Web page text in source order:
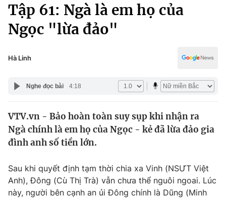
Chính trị
Xã hội
Pháp luật
Y tế
Thế giới
Tin tức
Câu chuyện quốc tế
Kinh tế
Tài chính
Thị trường
Dữ liệu và đời sống
Truyền hình
Văn hóa - Giải trí
Tập 61: Ngà là em họ của
Ngọc "lừa đảo"
Hà Linh
Nghe đọc bài 4:18
VTV.vn - Bảo hoàn toàn suy sụp khi nhận ra
Ngà chính là em họ của Ngọc - kẻ đã lừa đảo gia
đình anh số tiền lớn.
Sau khi quyết định tạm thời chia xa Vinh (NSƯT Việt
Anh), Đông (Cù Thị Trà) vẫn chưa thể nguôi ngoai. Lúc
này, người bên cạnh an ủi Đông chính là Dũng (Minh